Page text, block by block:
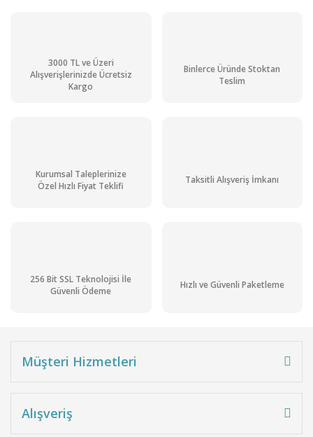
3000 TL ve Üzeri
Alışverişlerinizde Ücretsiz
Kargo
Binlerce Üründe Stoktan
Teslim
Kurumsal Taleplerinize
Özel Hızlı Fiyat Teklifi
Taksitli Alışveriş İmkanı
256 Bit SSL Teknolojisi İle
Güvenli Ödeme
Hızlı ve Güvenli Paketleme
Müşteri Hizmetleri
Alışveriş